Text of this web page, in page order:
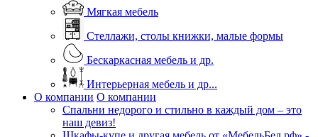
Мягкая мебель
Стеллажи, столы книжки, малые формы
Бескаркасная мебель и др.
Интерьерная мебель и др...
О компании О компании
Спальни недорого и стильно в каждый дом – это
наш девиз!